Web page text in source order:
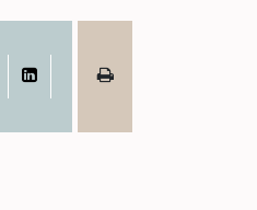
WhatsAppLinkedIn